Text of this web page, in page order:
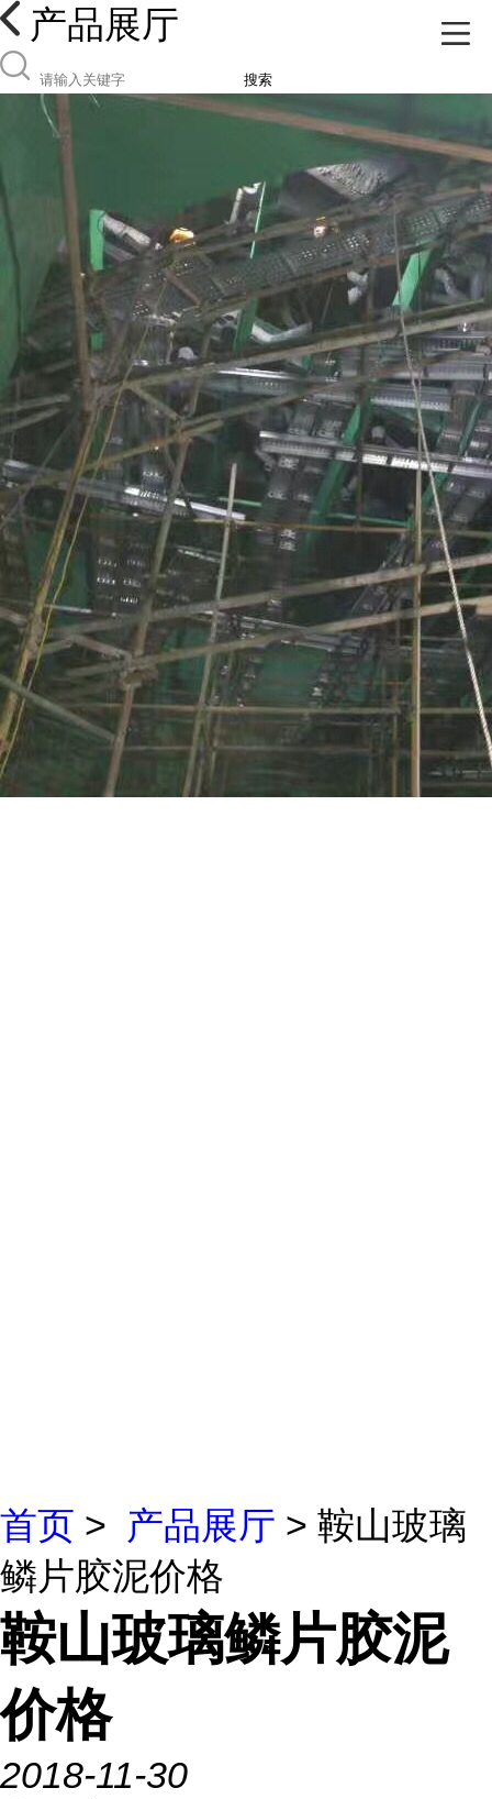
产品展厅
搜索
首页 > 产品展厅 > 鞍山玻璃
鳞片胶泥价格
鞍山玻璃鳞片胶泥
价格
2018-11-30